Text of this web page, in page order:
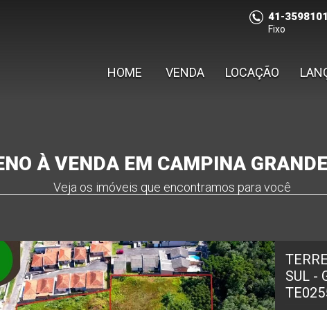
41-
Fixo
HOME VENDA LOCAÇÃO
À VENDA EM CAMPINA
Veja os imóveis que encontramos para você
SUL -